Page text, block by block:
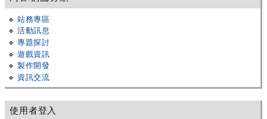
站務專區
活動訊息
專題探討
遊戲資訊
製作開發
資訊交流
使用者登入